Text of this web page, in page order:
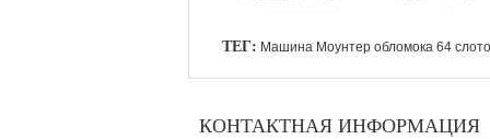
ТЕГ: Машина Моунтер обломока 64
КОНТАКТНАЯ ИНФОРМАЦИЯ